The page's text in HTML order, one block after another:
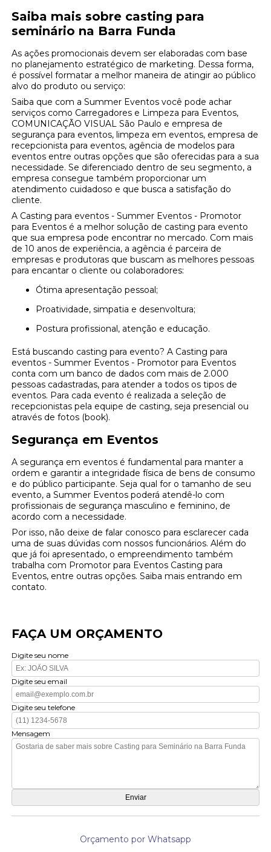
Saiba mais sobre casting para
seminário na Barra Funda
As ações promocionais devem ser elaboradas com base
no planejamento estratégico de marketing. Dessa forma,
é possível formatar a melhor maneira de atingir ao público
alvo do produto ou serviço:
Saiba que com a Summer Eventos você pode achar
serviços como Carregadores e Limpeza para Eventos,
COMUNICAÇÃO VISUAL São Paulo e empresa de
segurança para eventos, limpeza em eventos, empresa de
recepcionista para eventos, agência de modelos para
eventos entre outras opções que são oferecidas para a sua
necessidade. Se diferenciado dentro de seu segmento, a
empresa consegue também proporcionar um
atendimento cuidadoso e que busca a satisfação do
cliente.
A Casting para eventos - Summer Eventos - Promotor
para Eventos é a melhor solução de casting para evento
que sua empresa pode encontrar no mercado. Com mais
de 10 anos de experiência, a agência é parceira de
empresas e produtoras que buscam as melhores pessoas
para encantar o cliente ou colaboradores:
Ótima apresentação pessoal;
Proatividade, simpatia e desenvoltura;
Postura profissional, atenção e educação.
Está buscando casting para evento? A Casting para
eventos - Summer Eventos - Promotor para Eventos
conta com um banco de dados com mais de 2.000
pessoas cadastradas, para atender a todos os tipos de
eventos. Para cada evento é realizada a seleção de
recepcionistas pela equipe de casting, seja presencial ou
através de fotos (book).
Segurança em Eventos
A segurança em eventos é fundamental para manter a
ordem e garantir a integridade física de bens de consumo
e do público participante. Seja qual for o tamanho de seu
evento, a Summer Eventos poderá atendê-lo com
profissionais de segurança masculino e feminino, de
acordo com a necessidade.
Por isso, não deixe de falar conosco para esclarecer cada
uma de suas dúvidas com nossos funcionários. Além do
que já foi apresentado, o empreendimento também
trabalha com Promotor para Eventos Casting para
Eventos, entre outras opções. Saiba mais entrando em
contato.
FAÇA UM ORÇAMENTO
Digite seu nome
Digite seu email
Digite seu telefone
Mensagem
Orçamento por Whatsapp